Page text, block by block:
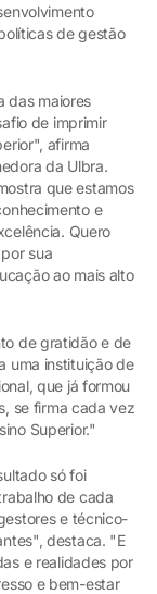
de gestão
das maiores
de imprimir
afirma
da Ulbra.
que estamos
e
Quero
sua
ao mais alto
de gratidão e de
uma instituição de
que já formou
se firma cada vez
Superior."
só foi
de cada
e técnico-
destaca. "E
e realidades por
e bem-estar